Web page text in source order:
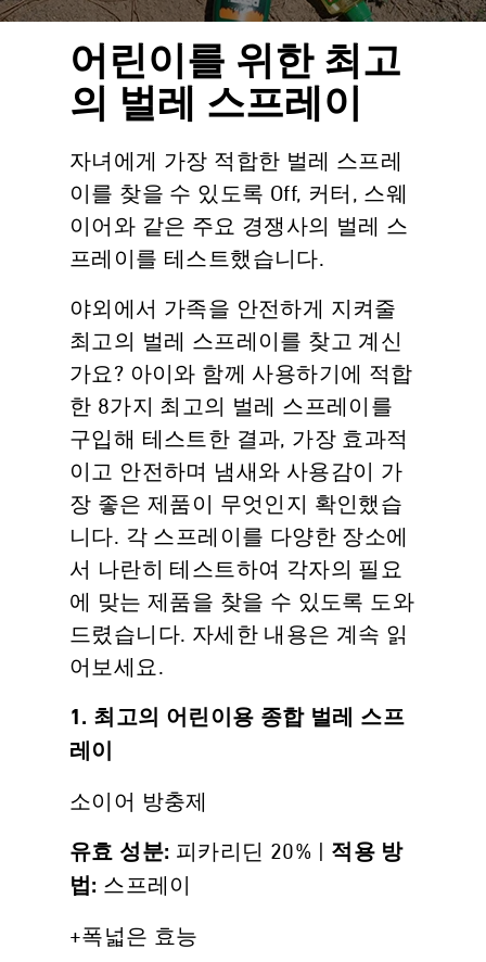
어린이를 위한 최고
의 벌레 스프레이
자녀에게 가장 적합한 벌레 스프레
이를 찾을 수 있도록 Off, 커터, 스웨
이어와 같은 주요 경쟁사의 벌레 스
프레이를 테스트했습니다.
야외에서 가족을 안전하게 지켜줄
최고의 벌레 스프레이를 찾고 계신
가요? 아이와 함께 사용하기에 적합
한 8가지 최고의 벌레 스프레이를
구입해 테스트한 결과, 가장 효과적
이고 안전하며 냄새와 사용감이 가
장 좋은 제품이 무엇인지 확인했습
니다. 각 스프레이를 다양한 장소에
서 나란히 테스트하여 각자의 필요
에 맞는 제품을 찾을 수 있도록 도와
드렸습니다. 자세한 내용은 계속 읽
어보세요.
1. 최고의 어린이용 종합 벌레 스프
레이
소이어 방충제
유효 성분: 피카리딘 20% | 적용 방
법: 스프레이
+폭넓은 효능